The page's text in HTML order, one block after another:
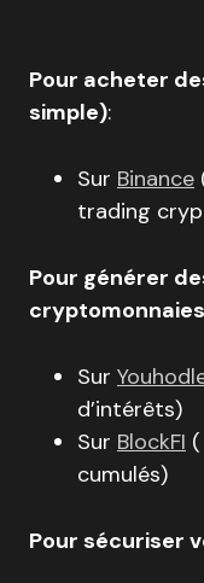
Pour acheter
simple):
Sur Binance
trading
Pour générer
Sur
d’intérêts)
Sur BlockFI
cumulés)
Pour sécuriser